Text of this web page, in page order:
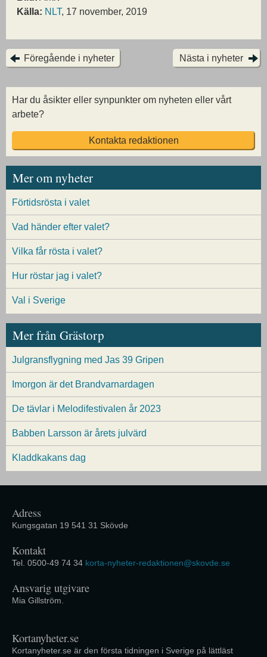
Källa: NLT, 17 november, 2019
Föregående i nyheter Nästa i nyheter
Har du åsikter eller synpunkter om nyheten eller vårt
arbete?
Kontakta redaktionen
Mer om nyheter
Förtidsrösta i valet
Vad händer efter valet?
Vilka får rösta i valet?
Hur röstar jag i valet?
Val i Sverige
Mer från Grästorp
Julgransflygning med Jas 39 Gripen
Imorgon är det Brandvarnardagen
De tävlar i Melodifestivalen år 2023
Babben Larsson är årets julvärd
Kladdkakans dag
Adress
Kungsgatan 19 541 31 Skövde
Kontakt
Tel. 0500-49 74 34 korta-nyheter-redaktionen@skovde.se
Ansvarig utgivare
Mia Gillström.
Kortanyheter.se
Kortanyheter.se är den första tidningen i Sverige på lättläst